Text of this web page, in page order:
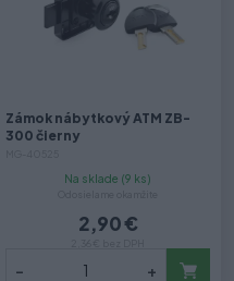
Zámok nábytkový ATM ZB-
300 čierny
Na sklade (9 ks)
2,90 €
- +